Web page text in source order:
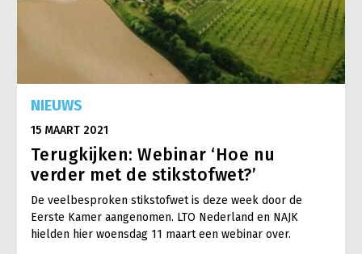
NIEUWS
15 MAART 2021
Terugkijken: Webinar ‘Hoe nu
verder met de stikstofwet?’
De veelbesproken stikstofwet is deze week door de
Eerste Kamer aangenomen. LTO Nederland en NAJK
hielden hier woensdag 11 maart een webinar over.